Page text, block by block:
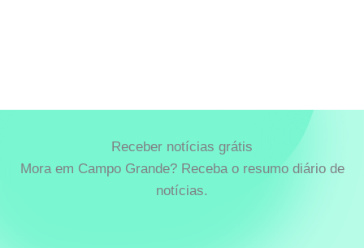
Receber notícias grátis
Mora em Campo Grande? Receba o resumo diário de
notícias.